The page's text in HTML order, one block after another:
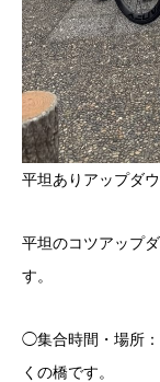
平坦ありアップダ
平坦のコツアップ
す。
◯集合時間・場所
くの橋です。